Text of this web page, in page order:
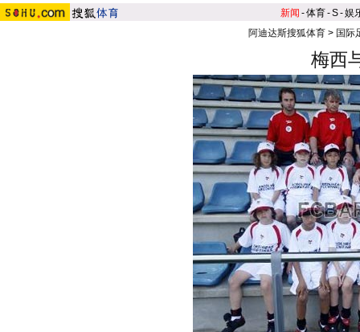
新闻 -体育-S-娱
阿迪达斯搜狐体育> 国际
梅西